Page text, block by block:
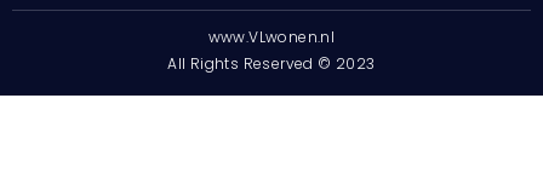
www.VLwonen.nl
All Rights Reserved © 2023